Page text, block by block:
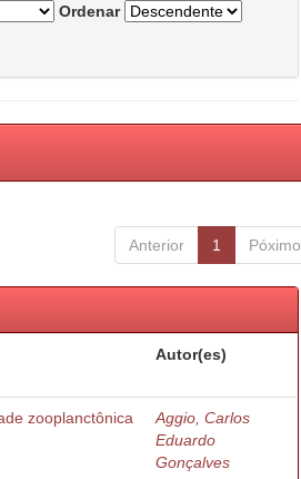
Ordenar
Anterior 1 Póximo
Autor(es)
zooplanctônica
Aggio, Carlos
Eduardo
Gonçalves